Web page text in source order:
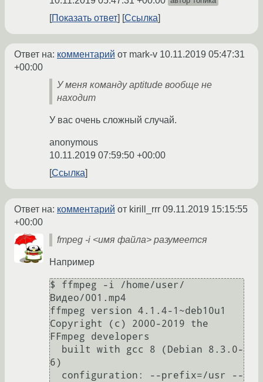
Показать ответ Ссылка
Ответ на: комментарий от mark-v 10.11.2019 05:47:31
+00:00
У меня команду aptitude вообще не
находит
У вас очень сложный случай.
anonymous
10.11.2019 07:59:50 +00:00
Ссылка
Ответ на: комментарий от kirill_rrr 09.11.2019 15:15:55
+00:00
fmpeg -i <имя файла> разумеется
Например
$ ffmpeg -i /home/user/
Видео/001.mp4
ffmpeg version 4.1.4-1~deb10u1
Copyright (c) 2000-2019 the
FFmpeg developers
6)